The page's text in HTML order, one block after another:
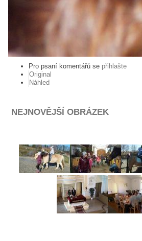
Pro psaní komentářů se přihlašte
Original
Náhled
NEJNOVĚJŠÍ OBRÁZEK